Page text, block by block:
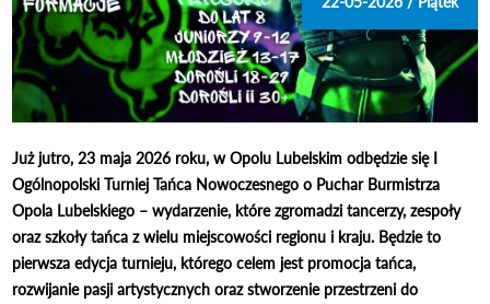
Już jutro, 23 maja 2026 roku, w Opolu Lubelskim odbędzie się I
Ogólnopolski Turniej Tańca Nowoczesnego o Puchar Burmistrza
Opola Lubelskiego – wydarzenie, które zgromadzi tancerzy, zespoły
oraz szkoły tańca z wielu miejscowości regionu i kraju. Będzie to
pierwsza edycja turnieju, którego celem jest promocja tańca,
rozwijanie pasji artystycznych oraz stworzenie przestrzeni do